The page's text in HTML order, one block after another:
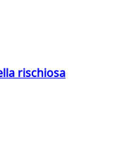
rischiosa